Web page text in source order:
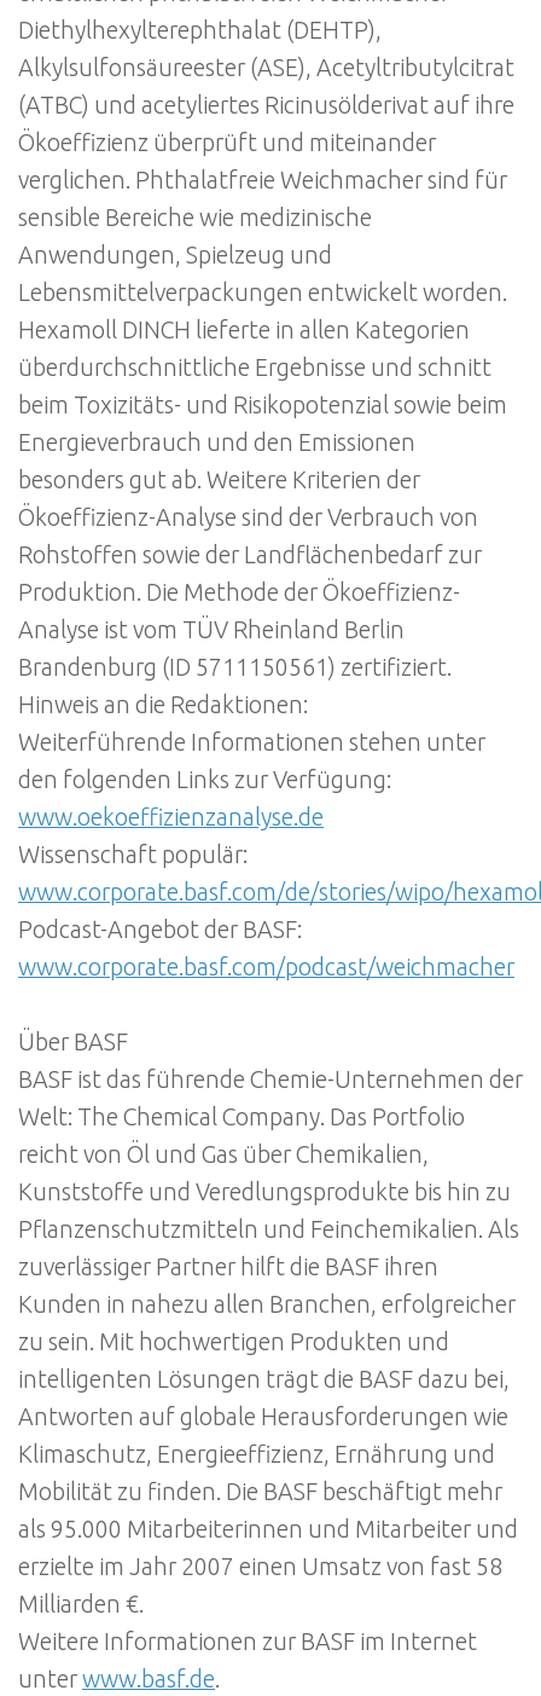
Diethylhexylterephthalat (DEHTP),
Alkylsulfonsäureester (ASE), Acetyltributylcitrat
(ATBC) und acetyliertes Ricinusölderivat auf ihre
Ökoeffizienz überprüft und miteinander
verglichen. Phthalatfreie Weichmacher sind für
sensible Bereiche wie medizinische
Anwendungen, Spielzeug und
Lebensmittelverpackungen entwickelt worden.
Hexamoll DINCH lieferte in allen Kategorien
überdurchschnittliche Ergebnisse und schnitt
beim Toxizitäts- und Risikopotenzial sowie beim
Energieverbrauch und den Emissionen
besonders gut ab. Weitere Kriterien der
Ökoeffizienz-Analyse sind der Verbrauch von
Rohstoffen sowie der Landflächenbedarf zur
Produktion. Die Methode der Ökoeffizienz-
Analyse ist vom TÜV Rheinland Berlin
Brandenburg (ID 5711150561) zertifiziert.
Hinweis an die Redaktionen:
Weiterführende Informationen stehen unter
den folgenden Links zur Verfügung:
www.oekoeffizienzanalyse.de
Wissenschaft populär:
www.corporate.basf.com/de/stories/wipo/
Podcast-Angebot der BASF:
www.corporate.basf.com/podcast/weichmacher
Über BASF
BASF ist das führende Chemie-Unternehmen der
Welt: The Chemical Company. Das Portfolio
reicht von Öl und Gas über Chemikalien,
Kunststoffe und Veredlungsprodukte bis hin zu
Pflanzenschutzmitteln und Feinchemikalien. Als
zuverlässiger Partner hilft die BASF ihren
Kunden in nahezu allen Branchen, erfolgreicher
zu sein. Mit hochwertigen Produkten und
intelligenten Lösungen trägt die BASF dazu bei,
Antworten auf globale Herausforderungen wie
Klimaschutz, Energieeffizienz, Ernährung und
Mobilität zu finden. Die BASF beschäftigt mehr
als 95.000 Mitarbeiterinnen und Mitarbeiter und
erzielte im Jahr 2007 einen Umsatz von fast 58
Milliarden €.
Weitere Informationen zur BASF im Internet
unterwww.basf.de.